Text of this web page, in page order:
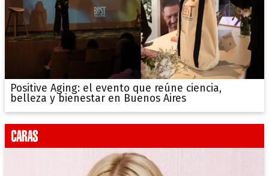
Positive Aging: el evento que reúne ciencia,
belleza y bienestar en Buenos Aires